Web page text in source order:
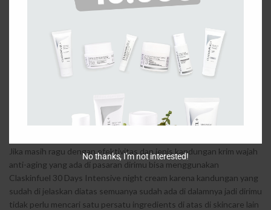
Selain penggunaan krim wajah anti-aging, ada juga beberapa cara
pada kulit, yaitu dengan rutin berolahraga, makan makanan sehat
dan bergizi seimbang, serta tidur yang cukup.
Setelah memahami kandungan krim wajah anti-aging, sebaiknya
terasa secara optimal, bila produk tersebut digunakan dengan
tepat dan cocok dengan jenis serta kondisi kulit Anda.
Jika masih ragu dengan efektivitas dan jenis kandungan krim wajah
anti-aging yang ada di pasaran dirimu bisa menggunakan
Claskinfuel 30 Days Intensive night cream karena kandungan yang
sudah di jelaskan diatas semuanya sudah ada di dalamnya jadi dirimu
tidak perlu mencari satu persatu ingredients di atas di skincare lain
No thanks, I’m not interested!